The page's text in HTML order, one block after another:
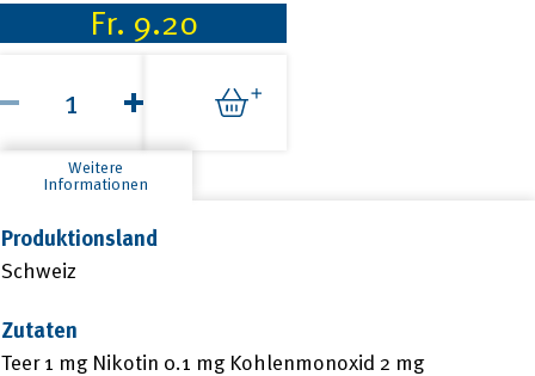
Fr. 9.20
Ciel
Menge Weitere
Informationen
Produktionsland
Schweiz
Zutaten
Teer 1 mg Nikotin 0.1 mg Kohlenmonoxid 2 mg